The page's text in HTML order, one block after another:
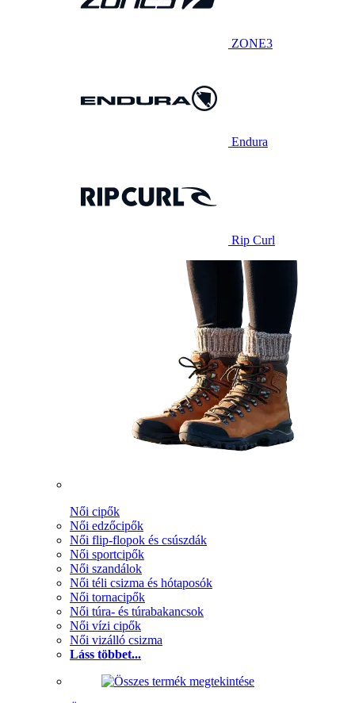
ZONE3
Endura
Rip Curl
Női cipők
Női edzőcipők
Női flip-flopok és csúszdák
Női sportcipők
Női szandálok
Női téli csizma és hótaposók
Női tornacipők
Női túra- és túrabakancsok
Női vízi cipők
Női vizálló csizma
Láss többet...